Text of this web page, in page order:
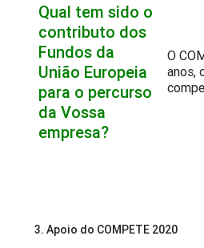
Qual tem sido o
contributo dos
Fundos da
União Europeia
para o percurso
da Vossa
empresa?
O
anos,
3. Apoio do COMPETE 2020